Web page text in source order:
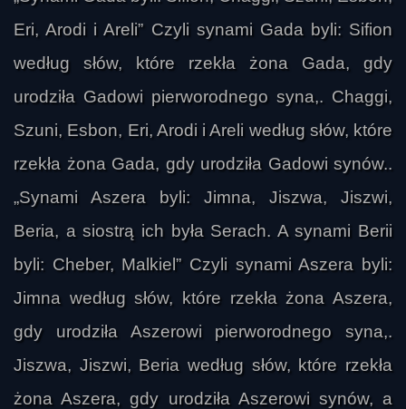
Eri, Arodi i Areli” Czyli synami Gada byli: Sifion
według słów, które rzekła żona Gada, gdy
urodziła Gadowi pierworodnego syna,. Chaggi,
Szuni, Esbon, Eri, Arodi i Areli według słów, które
rzekła żona Gada, gdy urodziła Gadowi synów..
„Synami Aszera byli: Jimna, Jiszwa, Jiszwi,
Beria, a siostrą ich była Serach. A synami Berii
byli: Cheber, Malkiel” Czyli synami Aszera byli:
Jimna według słów, które rzekła żona Aszera,
gdy urodziła Aszerowi pierworodnego syna,.
Jiszwa, Jiszwi, Beria według słów, które rzekła
żona Aszera, gdy urodziła Aszerowi synów, a